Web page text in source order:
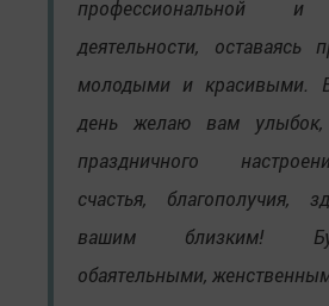
профессиональной и
деятельности, оставаясь
молодыми и красивыми.
день желаю вам улыбок,
праздничного
счастья, благополучия,
вашим близким!
обаятельными,